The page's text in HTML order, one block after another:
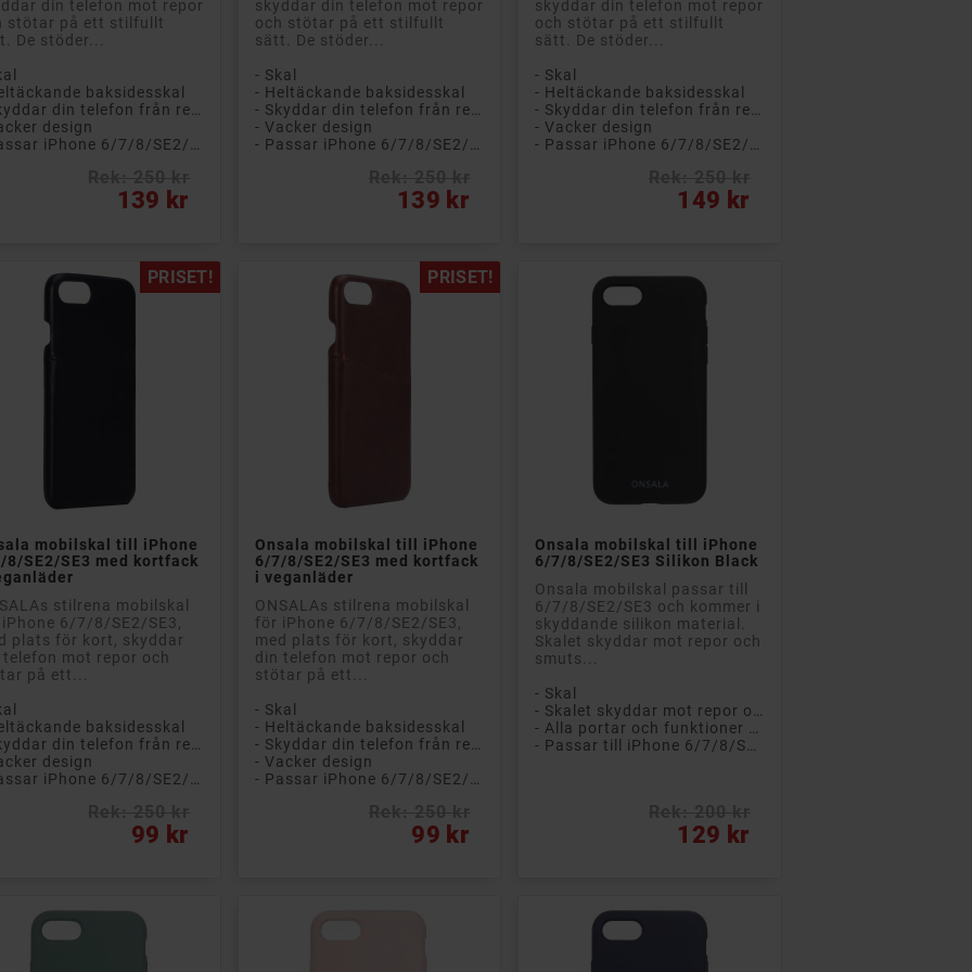
din telefon mot repor
stötar på ett stilfullt
De stöder...
baksidesskal
design
139 kr
skyddar din telefon mot repor
och stötar på ett stilfullt
sätt. De stöder...
- Skal
- Heltäckande baksidesskal
- Vacker design
139 kr
skyddar din telefon mot repor
och stötar på ett stilfullt
sätt. De stöder...
- Skal
- Heltäckande baksidesskal
- Vacker design
149 kr
PRISET!
mobilskal till iPhone
8/SE2/SE3 med kortfack
stilrena mobilskal
6/7/8/SE2/SE3,
plats för kort, skyddar
telefon mot repor och
på ett...
baksidesskal
design
99 kr
PRISET!
Onsala mobilskal till iPhone
6/7/8/SE2/SE3 med kortfack
i veganläder
ONSALAs stilrena mobilskal
för iPhone 6/7/8/SE2/SE3,
med plats för kort, skyddar
din telefon mot repor och
stötar på ett...
- Skal
- Heltäckande baksidesskal
- Vacker design
99 kr
Onsala mobilskal till iPhone
6/7/8/SE2/SE3 Silikon Black
Onsala mobilskal passar till
6/7/8/SE2/SE3 och kommer i
skyddande silikon material.
Skalet skyddar mot repor och
smuts...
- Skal
129 kr